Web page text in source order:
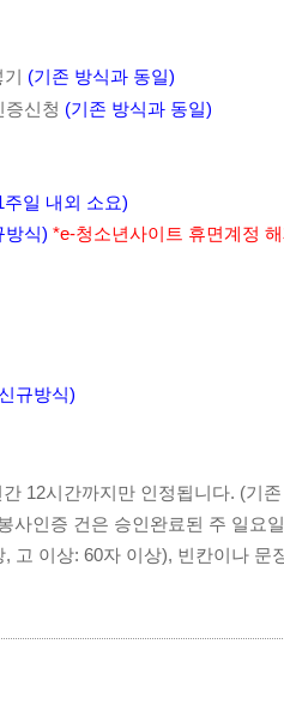
(기존 방식과 동일)
증신청 (기존 방식과 동일)
일 내외 소요)
방식) *e-청소년사이트 휴면계정
규방식)
12시간까지만 인정됩니다. (기
사인증 건은 승인완료된 주 일요
고 이상: 60자 이상), 빈칸이나 문